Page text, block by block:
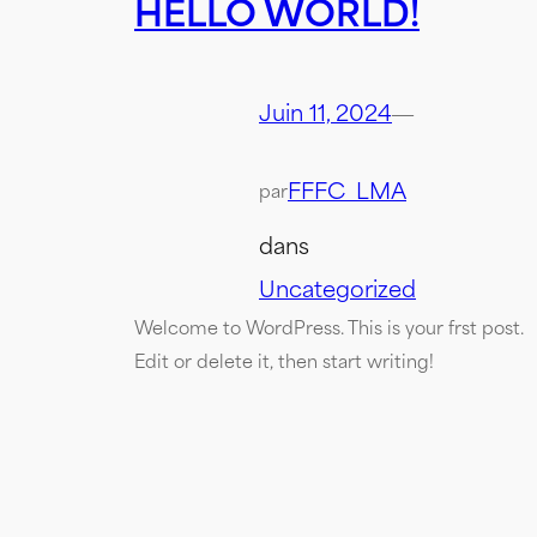
HELLO WORLD!
Juin 11, 2024—
par FFFC_LMA
dans
Uncategorized
Welcome to WordPress. This is your first post.
Edit or delete it, then start writing!